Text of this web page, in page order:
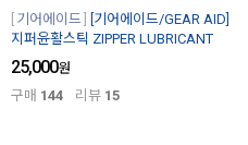
기어에이드
[기어에이드/GEAR AID]
지퍼윤활스틱 ZIPPER LUBRICANT
25,000원
구매 144 리뷰 15